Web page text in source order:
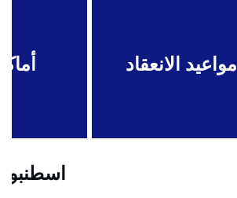
مواعيد الانعقاد